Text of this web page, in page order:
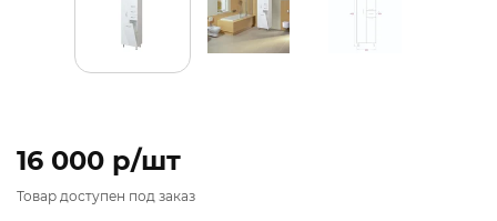
16 000 p/шт
Товар доступен под заказ